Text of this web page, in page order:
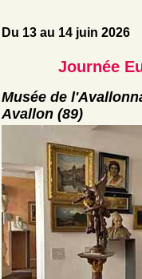
Du 13 au 14 juin 2026
Journée
Musée de
Avallon (89)